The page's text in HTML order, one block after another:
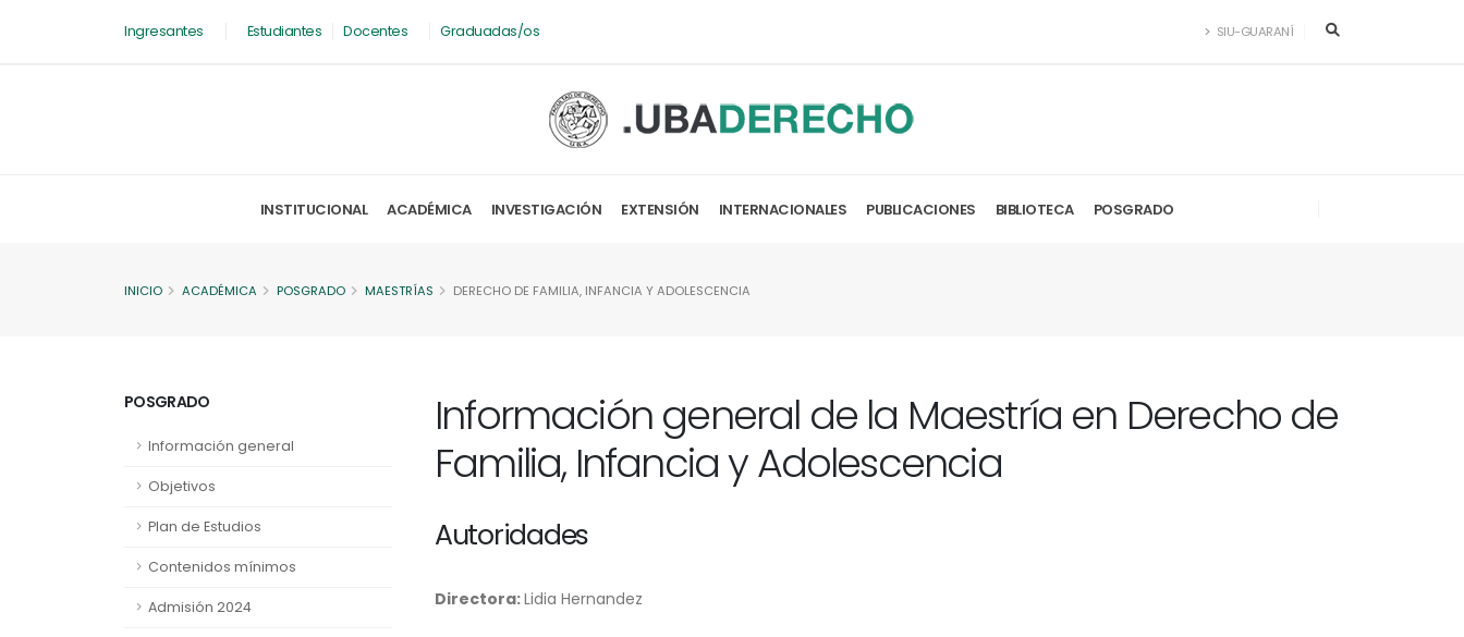
Ingresantes Estudiantes Docentes Graduadas/os SIU-GUARANÍ
INSTITUCIONAL ACADÉMICA INVESTIGACIÓN EXTENSIÓN INTERNACIONALES PUBLICACIONES BIBLIOTECA POSGRADO
INICIO ACADÉMICA POSGRADO MAESTRÍAS DERECHO DE FAMILIA, INFANCIA Y ADOLESCENCIA
POSGRADO
Información general
Objetivos
Plan de Estudios
Contenidos mínimos
Admisión 2024
Información general de la Maestría en Derecho de
Familia, Infancia y Adolescencia
Autoridades
Directora:Lidia Hernandez